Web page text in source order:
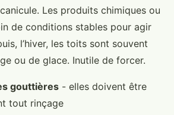
Les produits chimiques ou
de conditions stables pour agir
l’hiver, les toits sont souvent
ou de glace. Inutile de forcer.
gouttières - elles doivent être
tout rinçage